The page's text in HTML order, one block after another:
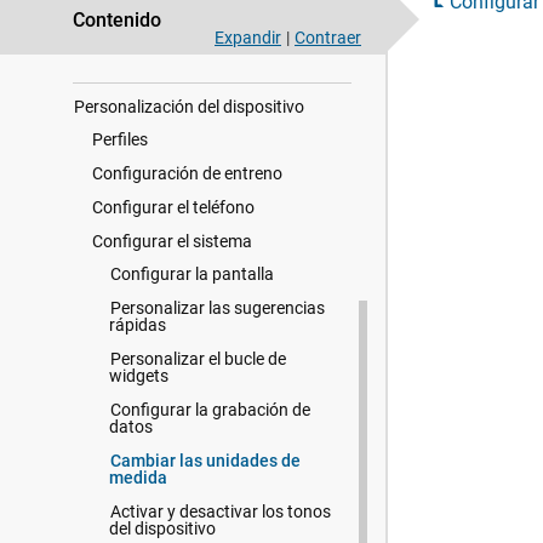
Contenido
Expandir | Contraer
Sensores inalámbricos
Historial
Personalización del dispositivo
Perfiles
Configuración de entreno
Configurar el teléfono
Configurar el sistema
Configurar la pantalla
Personalizar las sugerencias
rápidas
Personalizar el bucle de
widgets
Configurar la grabación de
datos
Cambiar las unidades de
medida
Activar y desactivar los tonos
del dispositivo